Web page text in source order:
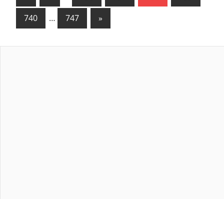
Navigasi
pos
«Previous
Posts
… 736
Posts